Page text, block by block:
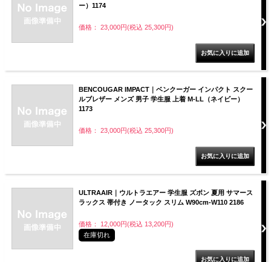
ー）1174
価格： 23,000円(税込 25,300円)
BENCOUGAR IMPACT｜ベンクーガー インパクト スクー
ルブレザー メンズ 男子 学生服 上着 M-LL（ネイビー）
1173
価格： 23,000円(税込 25,300円)
ULTRAAIR｜ウルトラエアー 学生服 ズボン 夏用 サマース
ラックス 帯付き ノータック スリム W90cm-W110 2186
価格： 12,000円(税込 13,200円)
在庫切れ